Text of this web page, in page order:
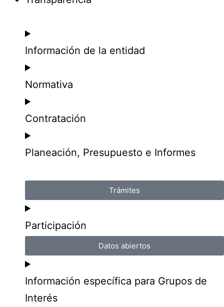
Información de la entidad
Normativa
Contratación
Planeación, Presupuesto e Informes
Trámites
Participación
Datos abiertos
Información específica para Grupos de
Interés